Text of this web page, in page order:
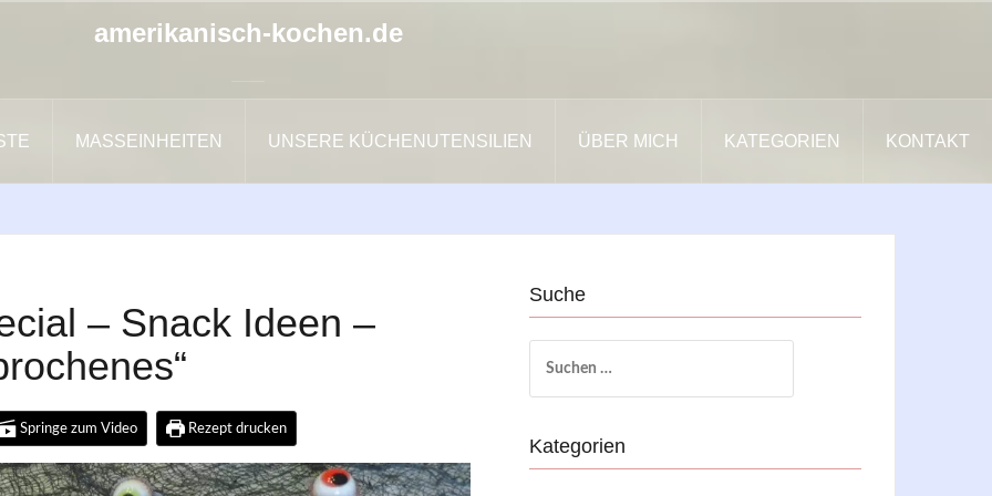
amerikanisch-kochen.de
MASSEINHEITEN UNSERE KÜCHENUTENSILIEN ÜBER MICH KATEGORIEN KONTAKT
– Snack Ideen –
Springe zum Video Rezept drucken
Suche
nach:
Kategorien